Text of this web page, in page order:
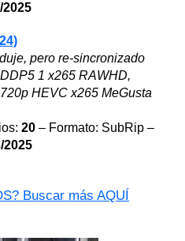
2025
pero re-sincronizado
1 x265 RAWHD,
HEVC x265 MeGusta
20 – Formato: SubRip –
2025
Buscar más AQUÍ